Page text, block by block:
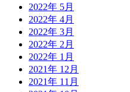
2022年 5月
2022年 4月
2022年 3月
2022年 2月
2022年 1月
2021年 12月
2021年 11月